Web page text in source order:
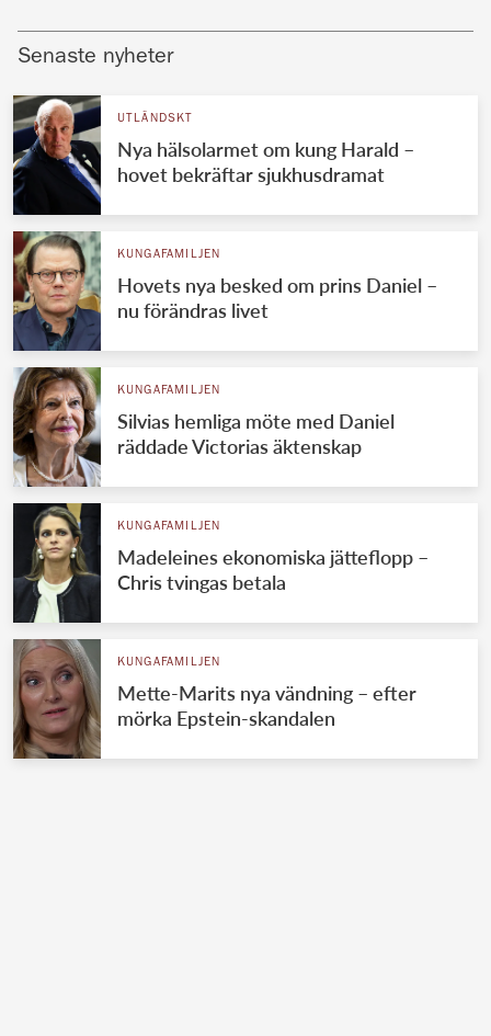
Senaste nyheter
UTLÄNDSKT
Nya hälsolarmet om kung Harald –
hovet bekräftar sjukhusdramat
KUNGAFAMILJEN
Hovets nya besked om prins Daniel –
nu förändras livet
KUNGAFAMILJEN
Silvias hemliga möte med Daniel
räddade Victorias äktenskap
KUNGAFAMILJEN
Madeleines ekonomiska jätteflopp –
Chris tvingas betala
KUNGAFAMILJEN
Mette-Marits nya vändning – efter
mörka Epstein-skandalen